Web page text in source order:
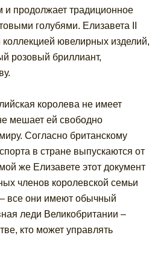
и продолжает традиционное
голубями. Елизавета II
ювелирных изделий,
розовый бриллиант,
королева не имеет
мешает ей свободно
Согласно британскому
в стране выпускаются от
же Елизавете этот документ
членов королевской семьи
– все они имеют обычный
леди Великобритании –
кто может управлять